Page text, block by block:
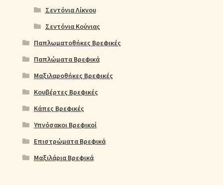
Σεντόνια Λίκνου
Σεντόνια Κούνιας
Παπλωματοθήκες Βρεφικές
Παπλώματα Βρεφικά
Μαξιλαροθήκες Βρεφικές
Κουβέρτες Βρεφικές
Κάπες Βρεφικές
Υπνόσακοι Βρεφικοί
Επιστρώματα Βρεφικά
Μαξιλάρια Βρεφικά